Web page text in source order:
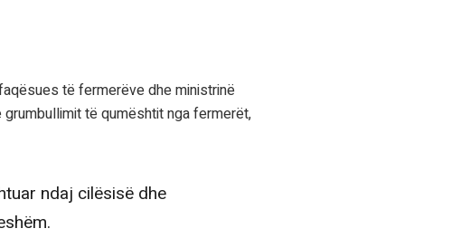
të fermerëve dhe ministrinë
të qumështit nga fermerët,
ndaj cilësisë dhe